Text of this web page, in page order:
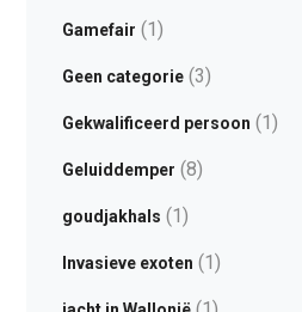
Gamefair (1)
Geen categorie(3)
Gekwalificeerd persoon (1)
Geluiddemper (8)
goudjakhals (1)
Invasieve exoten (1)